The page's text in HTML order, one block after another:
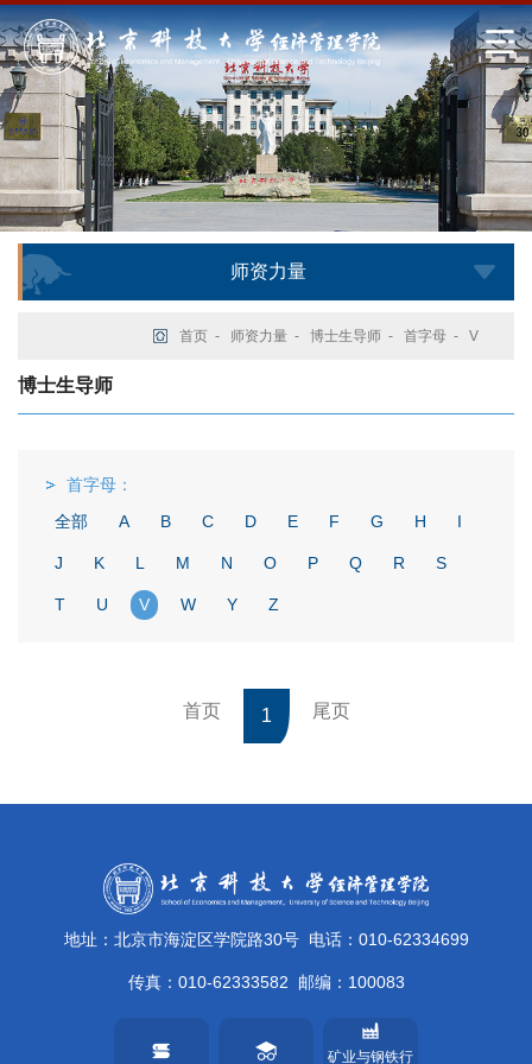
师资力量
首页 - 师资力量 - 博士生导师 - 首字母 - V
博士生导师
首字母：
全部
A B C D E F G H I
J K L M N O P Q R S
T U V W Y Z
首页 1 尾页
地址：北京市海淀区学院路30号 电话：010-62334699
传真：010-62333582 邮编：100083
矿业与钢铁行